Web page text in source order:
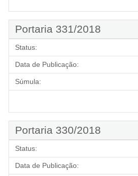
Portaria 331/2018
Status:
Data de Publicação:
Súmula:
Portaria 330/2018
Status:
Data de Publicação: